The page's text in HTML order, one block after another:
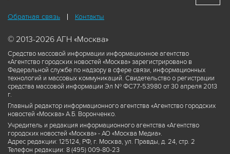
Обратная связь Контакты
© 2013-2026 АГН «Москва»
Средство массовой информации информационное агентство
«Агентство городских новостей «Москва» зарегистрировано в
Федеральной службе по надзору в сфере связи, информационных
технологий и массовых коммуникаций. Свидетельство о регистрации
средства массовой информации Эл № ФС77-53980 от 30 апреля 2013
г.
Главный редактор информационного агентства «Агентство городских
новостей «Москва» А.Б. Воронченко.
Учредитель и редакция информационного агентства «Агентство
городских новостей «Москва» - АО «Москва Медиа».
Адрес редакции: 125124, РФ, г. Москва, ул. Правды, д. 24, стр. 2
Телефон редакции: 8 (495) 009-80-23